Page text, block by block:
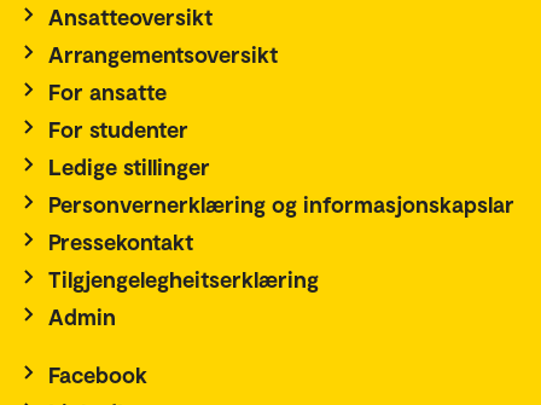
Ansatteoversikt
Arrangementsoversikt
For ansatte
For studenter
Ledige stillinger
Personvernerklæring og informasjonskapslar
Pressekontakt
Tilgjengelegheitserklæring
Admin
Facebook